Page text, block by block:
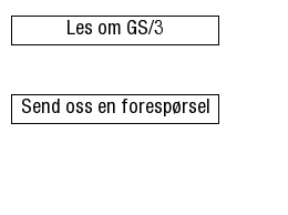
Les om GS/3
Send oss en forespørsel